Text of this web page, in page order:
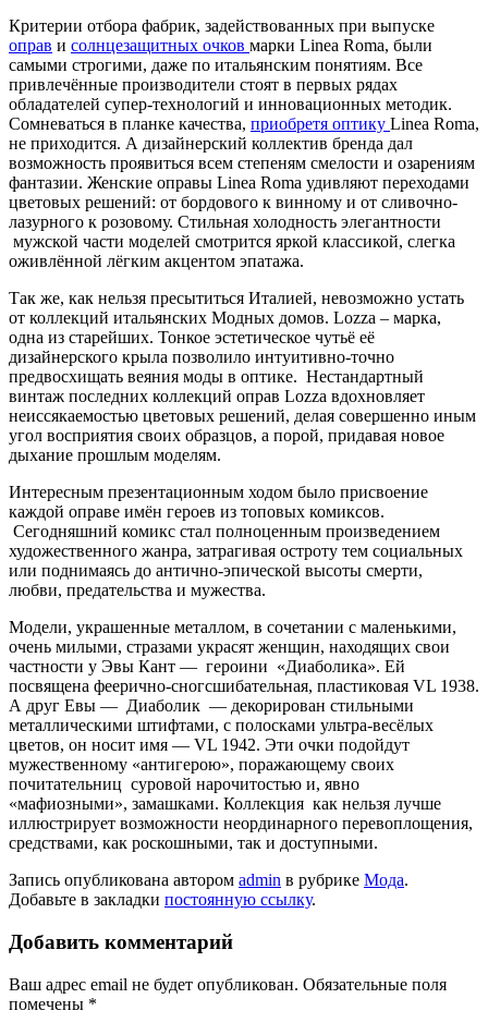
Критерии отбора фабрик, задействованных при выпуске
оправ и солнцезащитных очков марки Linea Roma, были
самыми строгими, даже по итальянским понятиям. Все
привлечённые производители стоят в первых рядах
обладателей супер-технологий и инновационных методик.
Сомневаться в планке качества, приобретя оптику Linea Roma,
не приходится. А дизайнерский коллектив бренда дал
возможность проявиться всем степеням смелости и озарениям
фантазии. Женские оправы Linea Roma удивляют переходами
цветовых решений: от бордового к винному и от сливочно-
лазурного к розовому. Стильная холодность элегантности
мужской части моделей смотрится яркой классикой, слегка
оживлённой лёгким акцентом эпатажа.
Так же, как нельзя пресытиться Италией, невозможно устать
от коллекций итальянских Модных домов. Lozza – марка,
одна из старейших. Тонкое эстетическое чутьё её
дизайнерского крыла позволило интуитивно-точно
предвосхищать веяния моды в оптике. Нестандартный
винтаж последних коллекций оправ Lozza вдохновляет
неиссякаемостью цветовых решений, делая совершенно иным
угол восприятия своих образцов, а порой, придавая новое
дыхание прошлым моделям.
Интересным презентационным ходом было присвоение
каждой оправе имён героев из топовых комиксов.
Сегодняшний комикс стал полноценным произведением
художественного жанра, затрагивая остроту тем социальных
или поднимаясь до антично-эпической высоты смерти,
любви, предательства и мужества.
Модели, украшенные металлом, в сочетании с маленькими,
очень милыми, стразами украсят женщин, находящих свои
частности у Эвы Кант — героини «Диаболика». Ей
посвящена феерично-сногсшибательная, пластиковая VL 1938.
А друг Евы — Диаболик — декорирован стильными
металлическими штифтами, с полосками ультра-весёлых
цветов, он носит имя — VL 1942. Эти очки подойдут
мужественному «антигерою», поражающему своих
почитательниц суровой нарочитостью и, явно
«мафиозными», замашками. Коллекция как нельзя лучше
иллюстрирует возможности неординарного перевоплощения,
средствами, как роскошными, так и доступными.
Запись опубликована автором admin в рубрике Мода.
Добавьте в закладки постоянную ссылку.
Добавить комментарий
Ваш адрес email не будет опубликован. Обязательные поля
помечены *